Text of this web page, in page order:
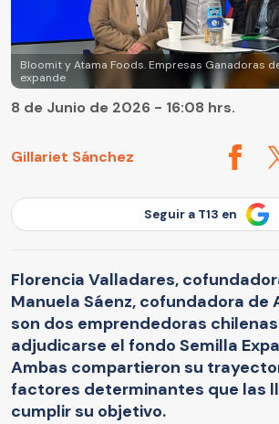
Bloomit y Atama Foods. Empresas Ganadoras
expande
Gillariet Sánchez
8 de Junio de 2026 - 16:08 hrs.
Seguir a T13 en
Florencia Valladares,
Manuela Sáenz, cofundadora de
son dos emprendedoras
adjudicarse el fondo Semilla
Ambas compartieron su
factores determinantes que las
cumplir su objetivo.